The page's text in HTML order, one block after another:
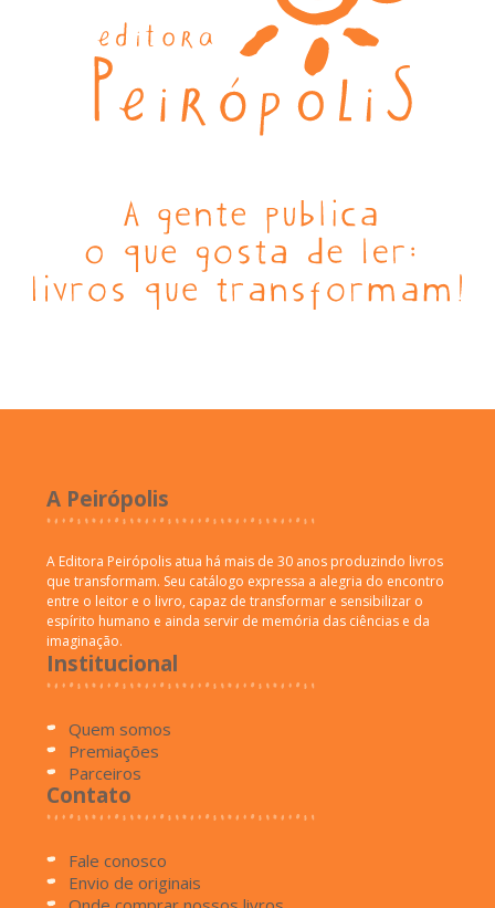
A Peirópolis
A Editora Peirópolis atua há mais de 30 anos produzindo livros
que transformam. Seu catálogo expressa a alegria do encontro
entre o leitor e o livro, capaz de transformar e sensibilizar o
espírito humano e ainda servir de memória das ciências e da
imaginação.
Institucional
Quem somos
Premiações
Parceiros
Contato
Fale conosco
Envio de originais